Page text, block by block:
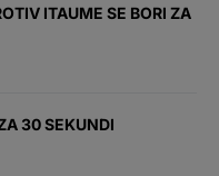
ITAUME SE BORI ZA
30 SEKUNDI